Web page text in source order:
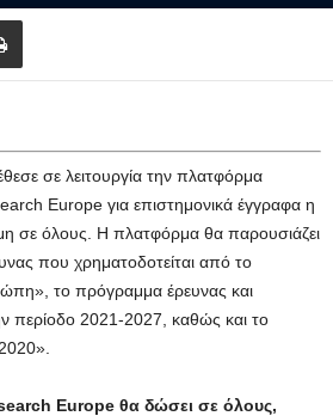
σε λειτουργία την πλατφόρμα
Europe για επιστημονικά έγγραφα η
σε όλους. Η πλατφόρμα θα παρουσιάζει
που χρηματοδοτείται από το
το πρόγραμμα έρευνας και
περίοδο 2021-2027, καθώς και το
Europe θα δώσει σε όλους,